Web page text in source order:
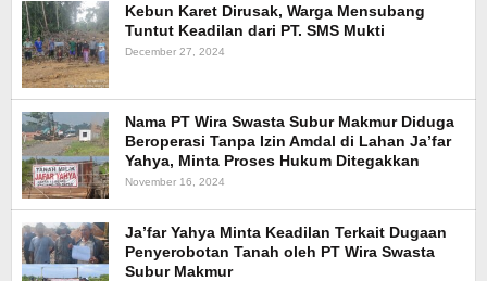
Kebun Karet Dirusak, Warga Mensubang
Tuntut Keadilan dari PT. SMS Mukti
December 27, 2024
Nama PT Wira Swasta Subur Makmur Diduga
Beroperasi Tanpa Izin Amdal di Lahan Ja’far
Yahya, Minta Proses Hukum Ditegakkan
November 16, 2024
Ja’far Yahya Minta Keadilan Terkait Dugaan
Penyerobotan Tanah oleh PT Wira Swasta
Subur Makmur